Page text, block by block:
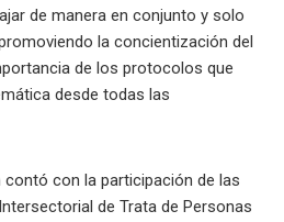
de manera en conjunto y solo
la concientización del
de los protocolos que
desde todas las
con la participación de las
de Trata de Personas